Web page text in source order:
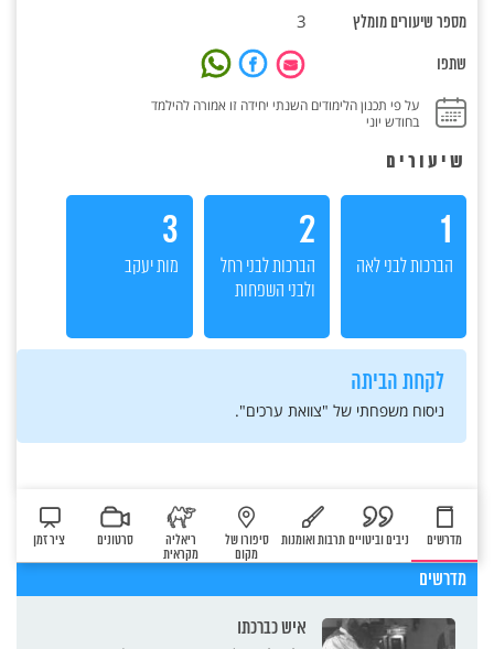
מספר שיעורים מומלץ
3
שתפו
על פי תכנון הלימודים השנתי יחידה זו אמורה להילמד
בחודש יוני
שיעורים
1
הברכות לבני לאה
2
הברכות לבני רחל
ולבני השפחות
3
מות יעקב
לקחת הביתה
ניסוח משפחתי של "צוואת ערכים".
מדרשים ניבים וביטויים תרבות ואומנות
סיפורו של
מקום
ריאליה
מקראית
סרטונים ציר זמן
מדרשים
איש כברכתו